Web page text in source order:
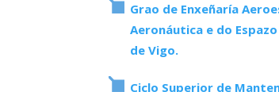
Grao de Enxeñaría
Aeronáutica e do
de Vigo.
Ciclo Superior de